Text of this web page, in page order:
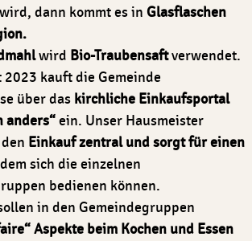
dann kommt es in Glasflaschen
wird Bio-Traubensaftverwendet.
2023 kauft die Gemeinde
über das kirchliche Einkaufsportal
anders“ein. Unser Hausmeister
Einkauf zentral und sorgt für einen
sich die einzelnen
bedienen können.
in den Gemeindegruppen
Aspekte beim Kochen und Essen